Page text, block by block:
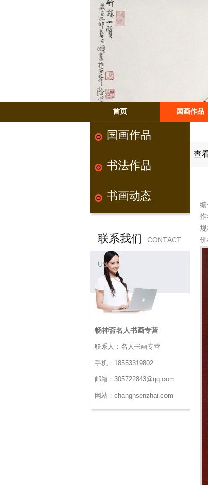
首页 国画作品
国画作品
书法作品
书画动态
联系我们 CONTACT
US
畅神斋名人书画专营
联系人：名人书画专营
手机：18553319802
邮箱：305722843@qq.com
网站：changhsenzhai.com
查